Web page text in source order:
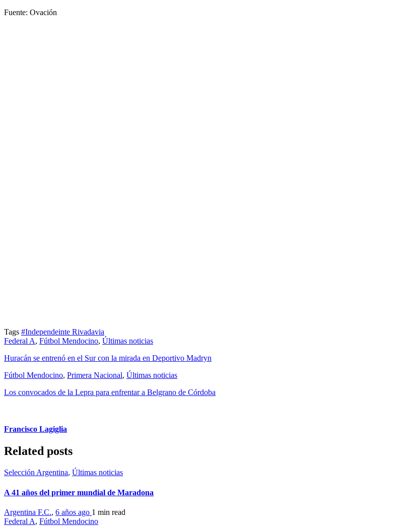
Fuente: Ovación
Tags #Independeinte Rivadavia
Federal A, Fútbol Mendocino, Últimas noticias
Huracán se entrenó en el Sur con la mirada en Deportivo Madryn
Fútbol Mendocino, Primera Nacional, Últimas noticias
Los convocados de la Lepra para enfrentar a Belgrano de Córdoba
Francisco Lagiglia
Related posts
Selección Argentina, Últimas noticias
A 41 años del primer mundial de Maradona
Argentina F.C., 6 años ago 1 min read
Federal A, Fútbol Mendocino